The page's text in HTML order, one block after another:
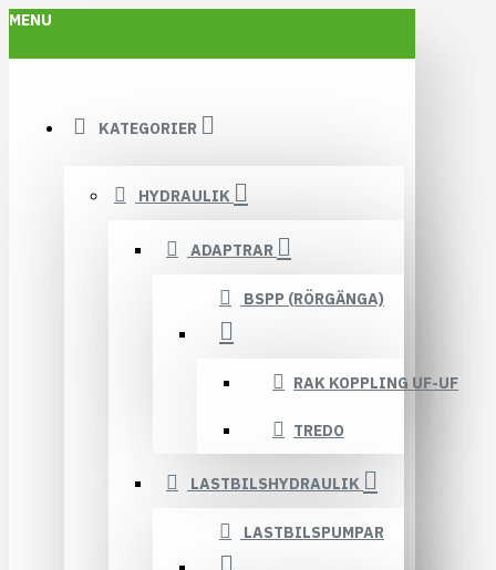
MENU
KATEGORIER
HYDRAULIK
ADAPTRAR
BSPP (RÖRGÄNGA)
RAK KOPPLING UF-UF
TREDO
LASTBILSHYDRAULIK
LASTBILSPUMPAR